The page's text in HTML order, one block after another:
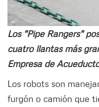
Los "Pipe Rangers"
cuatro llantas más
Empresa de
Los robots son
furgón o camión que